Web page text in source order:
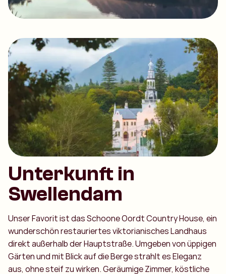
Unterkunft in
Swellendam
Unser Favorit ist das Schoone Oordt Country House, ein
wunderschön restauriertes viktorianisches Landhaus
direkt außerhalb der Hauptstraße. Umgeben von üppigen
Gärten und mit Blick auf die Berge strahlt es Eleganz
aus, ohne steif zu wirken. Geräumige Zimmer, köstliche